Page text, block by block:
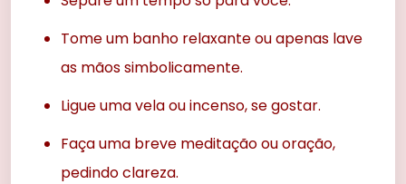
Tome um banho relaxante ou apenas lave
as mãos simbolicamente.
Ligue uma vela ou incenso, se gostar.
Faça uma breve meditação ou oração,
pedindo clareza.